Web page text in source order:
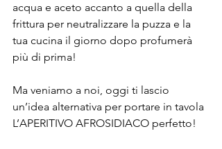
acqua e aceto accanto a quella della
frittura per neutralizzare la puzza e la
tua cucina il giorno dopo profumerà
più di prima!
Ma veniamo a noi, oggi ti lascio
un’idea alternativa per portare in tavola
L’APERITIVO AFROSIDIACO perfetto!